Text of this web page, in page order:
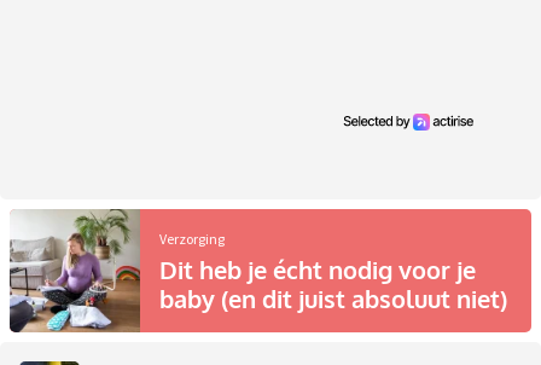
Verzorging
Dit heb je écht nodig voor je
baby (en dit juist absoluut niet)